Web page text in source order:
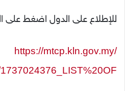
للإطلاع على الدول اضغط على
https://mtcp.kln.gov.my/